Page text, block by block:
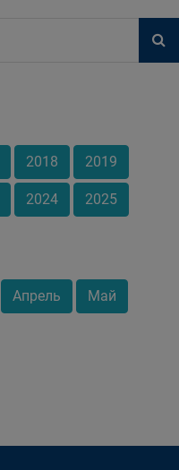
2018 2019
2024 2025
Апрель Май